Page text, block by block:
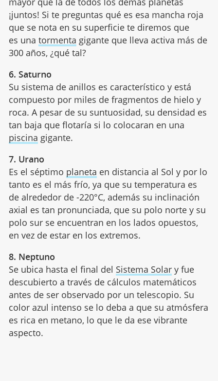
¡juntos! Si te preguntas qué es esa mancha roja
que se nota en su superficie te diremos que
es una tormenta gigante que lleva activa más de
300 años, ¿qué tal?
6. Saturno
Su sistema de anillos es característico y está
compuesto por miles de fragmentos de hielo y
roca. A pesar de su suntuosidad, su densidad es
tan baja que flotaría si lo colocaran en una
piscina gigante.
7. Urano
Es el séptimo planeta en distancia al Sol y por lo
tanto es el más frío, ya que su temperatura es
de alrededor de -220°C, además su inclinación
axial es tan pronunciada, que su polo norte y su
polo sur se encuentran en los lados opuestos,
en vez de estar en los extremos.
8. Neptuno
Se ubica hasta el final del Sistema Solary fue
descubierto a través de cálculos matemáticos
antes de ser observado por un telescopio. Su
color azul intenso se lo deba a que su atmósfera
es rica en metano, lo que le da ese vibrante
aspecto.